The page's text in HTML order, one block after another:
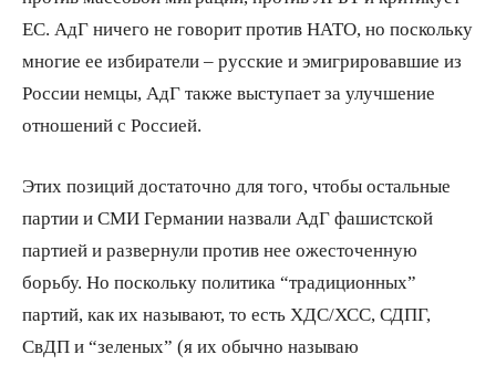
ЕС. AдГ ничего не говорит против НАТО, но поскольку
многие ее избиратели – русские и эмигрировавшие из
России немцы, АдГ также выступает за улучшение
отношений с Россией.
Этих позиций достаточно для того, чтобы остальные
партии и СМИ Германии назвали AдГ фашистской
партией и развернули против нее ожесточенную
борьбу. Но поскольку политика “традиционных”
партий, как их называют, то есть ХДС/ХСС, СДПГ,
СвДП и “зеленых” (я их обычно называю